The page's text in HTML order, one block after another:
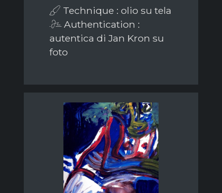
Technique : olio su tela
Authentication :
autentica di Jan Kron su
foto